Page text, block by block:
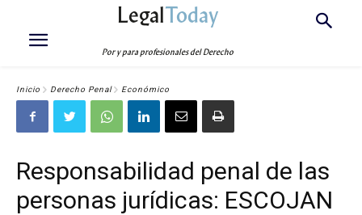
LegalToday
Por y para profesionales del Derecho
Inicio Derecho Penal Económico
Responsabilidad penal de las
personas jurídicas: ESCOJAN